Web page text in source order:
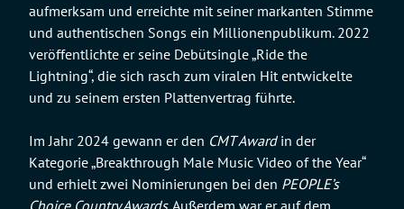
aufmerksam und erreichte mit seiner markanten Stimme
und authentischen Songs ein Millionenpublikum. 2022
veröffentlichte er seine Debütsingle „Ride the
Lightning“, die sich rasch zum viralen Hit entwickelte
und zu seinem ersten Plattenvertrag führte.
Im Jahr 2024 gewann er den CMT Awardin der
Kategorie „Breakthrough Male Music Video of the Year“
und erhielt zwei Nominierungen bei den PEOPLE’s
Choice Country Awards. Außerdem war er auf dem